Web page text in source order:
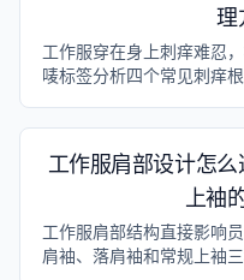
理
工作服穿在身上刺痒难忍
唛标签分析四个常见刺痒
工作服肩部设计怎
上袖
工作服肩部结构直接影响
肩袖、落肩袖和常规上袖